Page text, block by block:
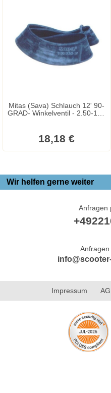
Mitas (Sava) Schlauch 12' 90-
GRAD- Winkelventil - 2.50-12 -
18,18 €
Wir helfen gerne weiter
Anfragen
Impressum